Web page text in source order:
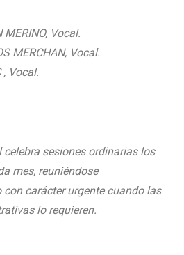
MERINO, Vocal.
MERCHAN, Vocal.
, Vocal.
celebra sesiones ordinarias los
mes, reuniéndose
carácter urgente cuando las
lo requieren.